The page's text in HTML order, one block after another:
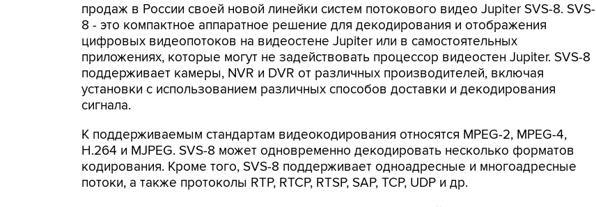
продаж в России своей новой линейки систем потокового видео Jupiter SVS-8. SVS-
8 - это компактное аппаратное решение для декодирования и отображения
цифровых видеопотоков на видеостене Jupiter или в самостоятельных
приложениях, которые могут не задействовать процессор видеостен Jupiter. SVS-8
поддерживает камеры, NVR и DVR от различных производителей, включая
установки с использованием различных способов доставки и декодирования
сигнала.
К поддерживаемым стандартам видеокодирования относятся MPEG-2, MPEG-4,
H.264 и MJPEG. SVS-8 может одновременно декодировать несколько форматов
кодирования. Кроме того, SVS-8 поддерживает одноадресные и многоадресные
потоки, а также протоколы RTP, RTCP, RTSP, SAP, TCP, UDP и др.